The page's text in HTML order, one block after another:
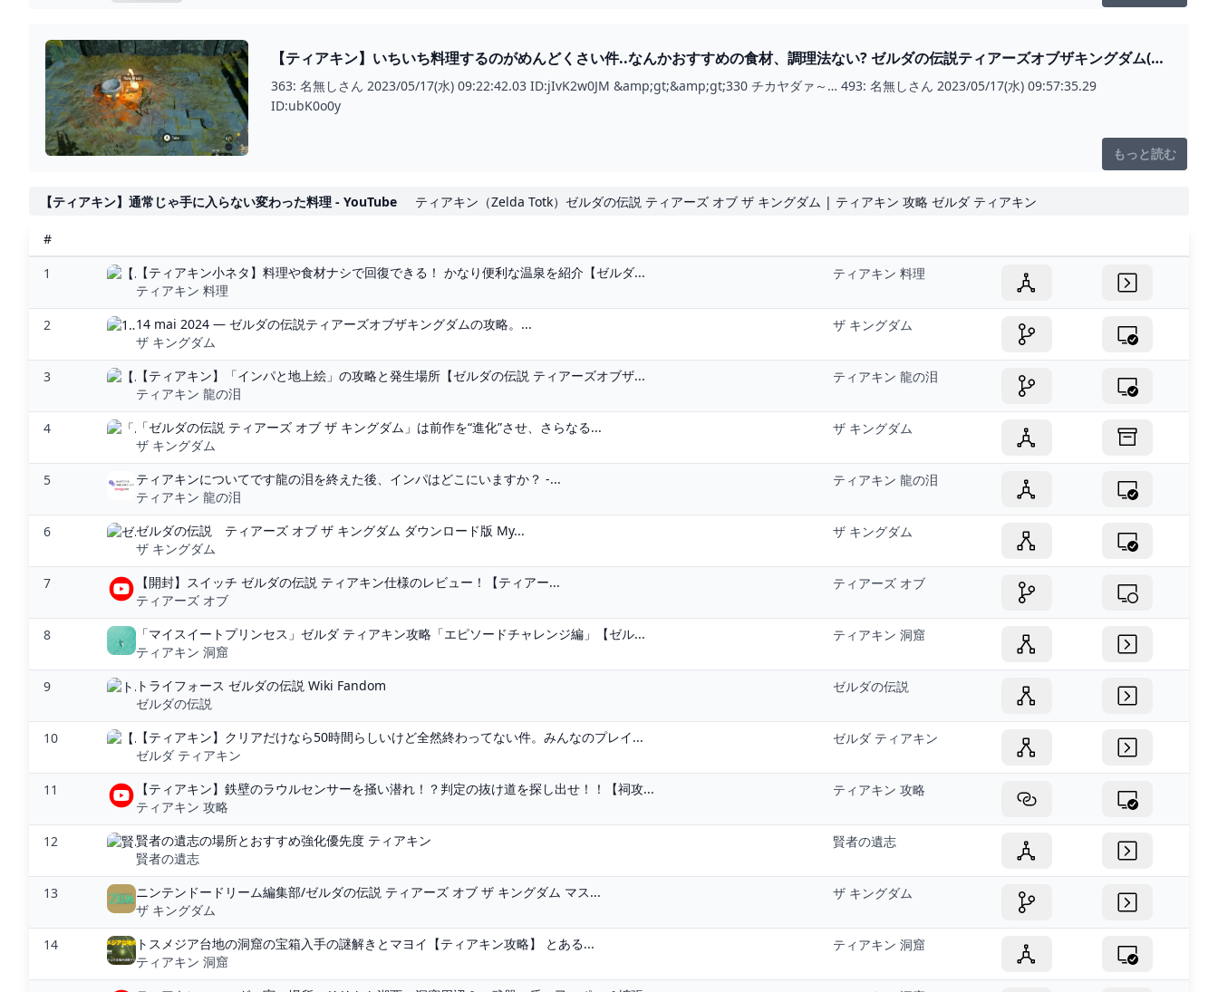
【ティアキン】いちいち料理するのがめんどくさい件..なんかおすすめの食材、調理法ない? ゼルダの伝説ティアーズオブザキングダム(テ
ィアキン)攻略まとめ-コログ速報
363: 名無しさん 2023/05/17(水) 09:22:42.03 ID:jIvK2w0JM &amp;gt;&amp;gt;330 チカヤダァ～… 493: 名無しさん 2023/05/17(水) 09:57:35.29
ID:ubK0o0y
もっと読む
【ティアキン】通常じゃ手に入らない変わった料理 - YouTube ティアキン（Zelda Totk）ゼルダの伝説 ティアーズ オブ ザ キングダム | ティアキン 攻略 ゼルダ ティアキン
#
1
【ティアキン小ネタ】料理や食材ナシで回復できる！ かなり便利な温泉を紹介【ゼルダ...
ティアキン 料理
ティアキン 料理
2
14 mai 2024 — ゼルダの伝説ティアーズオブザキングダムの攻略。...
ザ キングダム
ザ キングダム
3
【ティアキン】「インパと地上絵」の攻略と発生場所【ゼルダの伝説 ティアーズオブザ...
ティアキン 龍の泪
ティアキン 龍の泪
4
「ゼルダの伝説 ティアーズ オブ ザ キングダム」は前作を“進化”させ、さらなる...
ザ キングダム
ザ キングダム
5
ティアキンについてです龍の泪を終えた後、インパはどこにいますか？ -...
ティアキン 龍の泪
ティアキン 龍の泪
6
ゼルダの伝説 ティアーズ オブ ザ キングダム ダウンロード版 My...
ザ キングダム
ザ キングダム
7
【開封】スイッチ ゼルダの伝説 ティアキン仕様のレビュー！【ティアー...
ティアーズ オブ
ティアーズ オブ
8
「マイスイートプリンセス」ゼルダ ティアキン攻略「エピソードチャレンジ編」【ゼル...
ティアキン 洞窟
ティアキン 洞窟
9
トライフォース ゼルダの伝説 Wiki Fandom
ゼルダの伝説
ゼルダの伝説
10
【ティアキン】クリアだけなら50時間らしいけど全然終わってない件。みんなのプレイ...
ゼルダ ティアキン
ゼルダ ティアキン
11
【ティアキン】鉄壁のラウルセンサーを掻い潜れ！？判定の抜け道を探し出せ！！【祠攻...
ティアキン 攻略
ティアキン 攻略
12
賢者の遺志の場所とおすすめ強化優先度 ティアキン
賢者の遺志
賢者の遺志
13
ニンテンドードリーム編集部/ゼルダの伝説 ティアーズ オブ ザ キングダム マス...
ザ キングダム
ザ キングダム
14
トスメジア台地の洞窟の宝箱入手の謎解きとマヨイ【ティアキン攻略】 とある...
ティアキン 洞窟
ティアキン 洞窟